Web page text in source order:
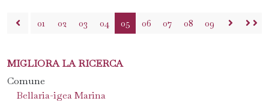
01 02 03 04 05 06 07 08 09
MIGLIORA LA RICERCA
Comune
Bellaria-igea Marina